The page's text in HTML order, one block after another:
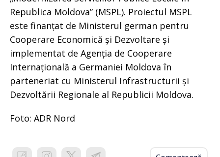
Republica Moldova” (MSPL). Proiectul MSPL
este finanțat de Ministerul german pentru
Cooperare Economică și Dezvoltare și
implementat de Agenția de Cooperare
Internațională a Germaniei Moldova în
parteneriat cu Ministerul Infrastructurii și
Dezvoltării Regionale al Republicii Moldova.
Foto: ADR Nord